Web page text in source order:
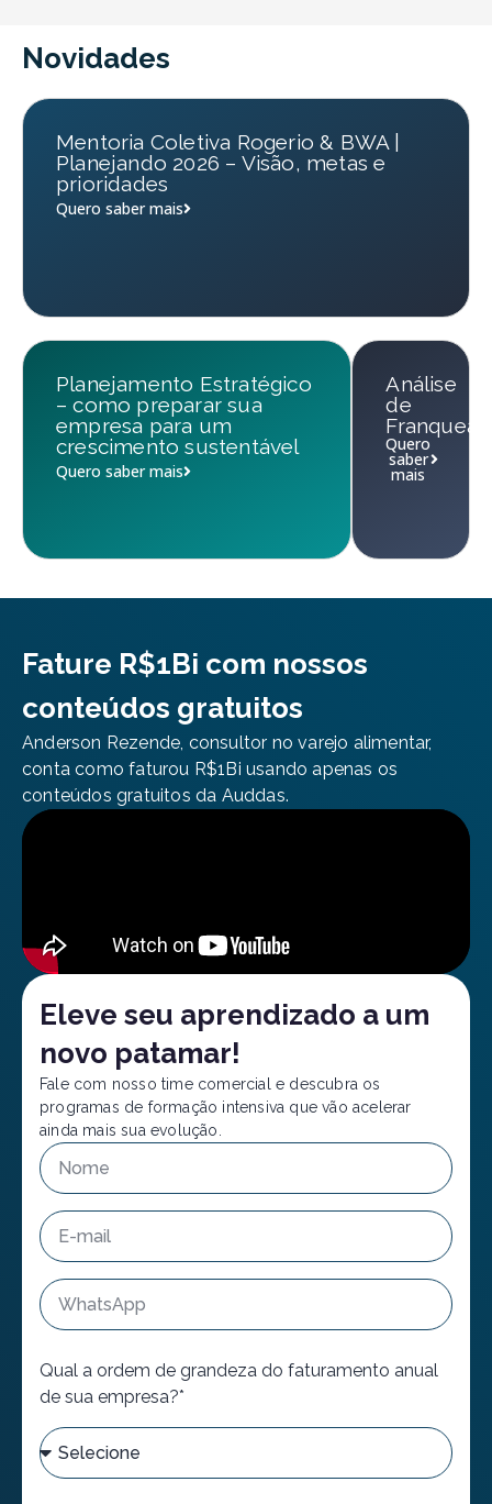
Novidades
Mentoria Coletiva Rogerio & BWA |
Planejando 2026 – Visão, metas e
prioridades
Quero saber mais
Planejamento Estratégico
– como preparar sua
empresa para um
crescimento sustentável
Quero saber mais
Análise
de
Quero
saber
mais
Fature R$1Bi com nossos
conteúdos gratuitos
Anderson Rezende, consultor no varejo alimentar,
conta como faturou R$1Bi usando apenas os
conteúdos gratuitos da Auddas.
Eleve seu aprendizado a um
novo patamar!
Fale com nosso time comercial e descubra os
programas de formação intensiva que vão acelerar
ainda mais sua evolução.
Qual a ordem de grandeza do faturamento anual
de sua empresa?*